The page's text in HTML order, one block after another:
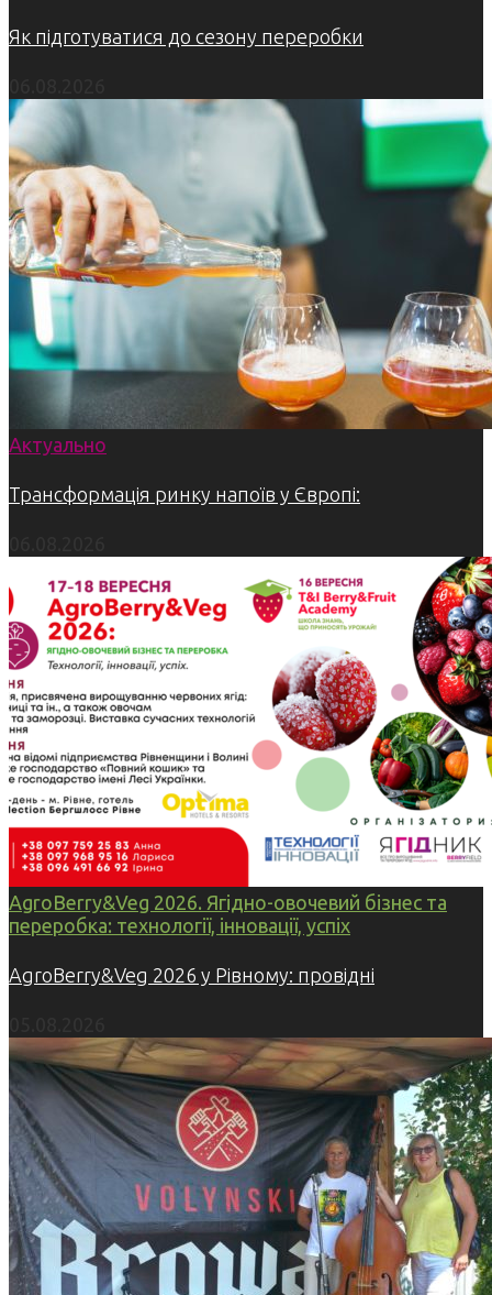
Як підготуватися до сезону переробки
Актуально
Трансформація ринку напоїв у Європі:
AgroBerry&Veg 2026. Ягідно-овочевий бізнес та
переробка: технології, інновації, успіх
AgroBerry&Veg 2026 у Рівному: провідні